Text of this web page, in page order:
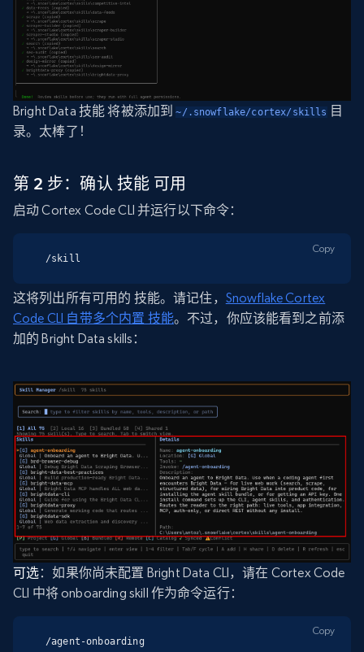
Bright Data 技能 将被添加到~/.snowflake/cortex/skills 目
录。太棒了！
第 2 步：确认 技能 可用
启动 Cortex Code CLI 并运行以下命令：
/skill
Copy
这将列出所有可用的 技能。请记住， Snowflake Cortex
Code CLI 自带多个内置 技能。不过，你应该能看到之前添
加的 Bright Data skills：
可选：如果你尚未配置 Bright Data CLI，请在 Cortex Code
CLI 中将 onboarding skill 作为命令运行：
/agent-onboarding
Copy